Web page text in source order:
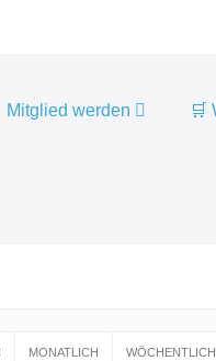
Mitglied werden 🛒
MONATLICH WÖCHENTLICH